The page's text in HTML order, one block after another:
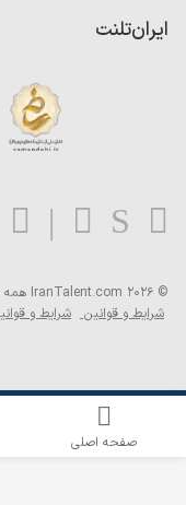
اطلاع‌رسانی شغلی را
کاردیکس
ایران‌تلنت
بلاگ
© 2026 IranTalent.com
شرایط و قوانین شرایط و
صفحه اصلی